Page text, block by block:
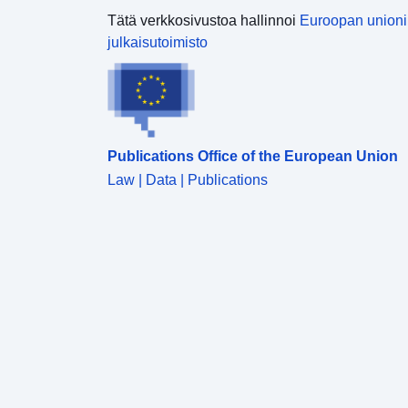
Tätä verkkosivustoa hallinnoi Euroopan
julkaisutoimisto
Publications Office of the European Union
Law | Data | Publications